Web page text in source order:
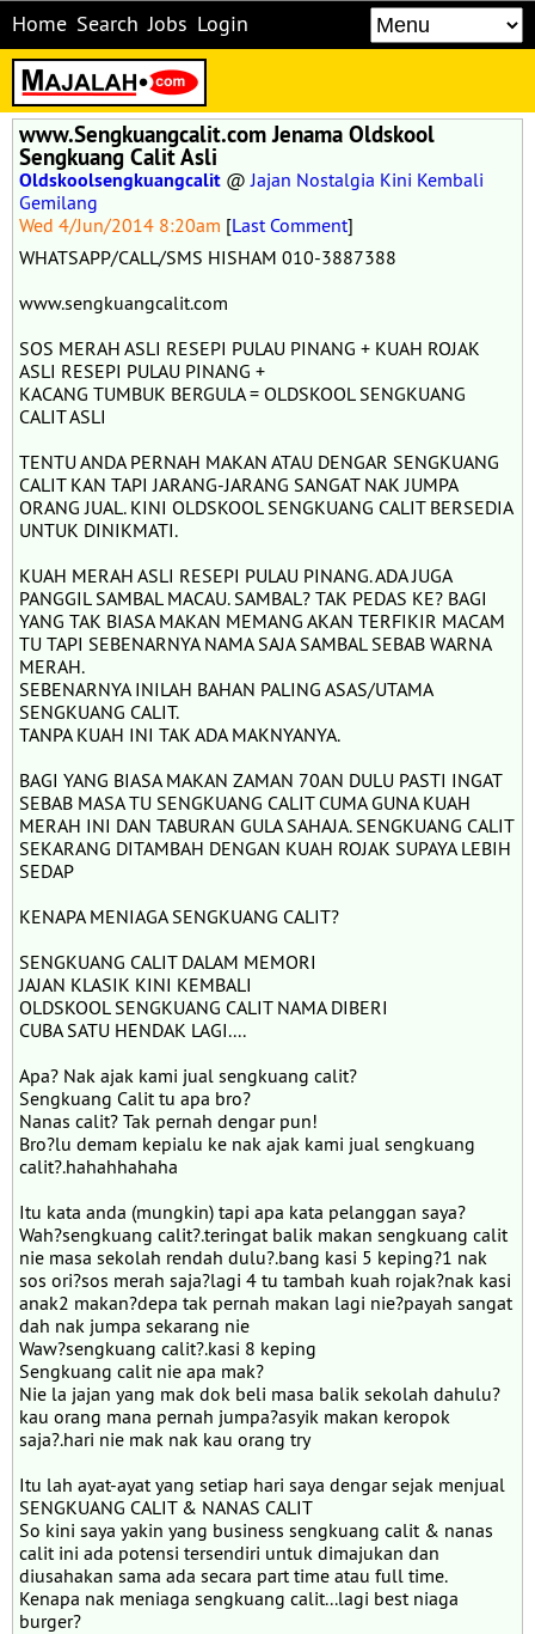
Home Search Jobs Login
www.Sengkuangcalit.com Jenama Oldskool
Sengkuang Calit Asli
Oldskoolsengkuangcalit @Jajan Nostalgia Kini Kembali
Gemilang
Wed 4/Jun/2014 8:20am [Last Comment]
WHATSAPP/CALL/SMS HISHAM 010-3887388
www.sengkuangcalit.com
SOS MERAH ASLI RESEPI PULAU PINANG + KUAH ROJAK
ASLI RESEPI PULAU PINANG +
KACANG TUMBUK BERGULA = OLDSKOOL SENGKUANG
CALIT ASLI
TENTU ANDA PERNAH MAKAN ATAU DENGAR SENGKUANG
CALIT KAN TAPI JARANG-JARANG SANGAT NAK JUMPA
ORANG JUAL. KINI OLDSKOOL SENGKUANG CALIT BERSEDIA
UNTUK DINIKMATI.
KUAH MERAH ASLI RESEPI PULAU PINANG. ADA JUGA
PANGGIL SAMBAL MACAU. SAMBAL? TAK PEDAS KE? BAGI
YANG TAK BIASA MAKAN MEMANG AKAN TERFIKIR MACAM
TU TAPI SEBENARNYA NAMA SAJA SAMBAL SEBAB WARNA
MERAH.
SEBENARNYA INILAH BAHAN PALING ASAS/UTAMA
SENGKUANG CALIT.
TANPA KUAH INI TAK ADA MAKNYANYA.
BAGI YANG BIASA MAKAN ZAMAN 70AN DULU PASTI INGAT
SEBAB MASA TU SENGKUANG CALIT CUMA GUNA KUAH
MERAH INI DAN TABURAN GULA SAHAJA. SENGKUANG CALIT
SEKARANG DITAMBAH DENGAN KUAH ROJAK SUPAYA LEBIH
SEDAP
KENAPA MENIAGA SENGKUANG CALIT?
SENGKUANG CALIT DALAM MEMORI
JAJAN KLASIK KINI KEMBALI
OLDSKOOL SENGKUANG CALIT NAMA DIBERI
CUBA SATU HENDAK LAGI....
Apa? Nak ajak kami jual sengkuang calit?
Sengkuang Calit tu apa bro?
Nanas calit? Tak pernah dengar pun!
Bro?lu demam kepialu ke nak ajak kami jual sengkuang
calit?.hahahhahaha
Itu kata anda (mungkin) tapi apa kata pelanggan saya?
Wah?sengkuang calit?.teringat balik makan sengkuang calit
nie masa sekolah rendah dulu?.bang kasi 5 keping?1 nak
sos ori?sos merah saja?lagi 4 tu tambah kuah rojak?nak kasi
anak2 makan?depa tak pernah makan lagi nie?payah sangat
dah nak jumpa sekarang nie
Waw?sengkuang calit?.kasi 8 keping
Sengkuang calit nie apa mak?
Nie la jajan yang mak dok beli masa balik sekolah dahulu?
kau orang mana pernah jumpa?asyik makan keropok
saja?.hari nie mak nak kau orang try
Itu lah ayat-ayat yang setiap hari saya dengar sejak menjual
SENGKUANG CALIT & NANAS CALIT
So kini saya yakin yang business sengkuang calit & nanas
calit ini ada potensi tersendiri untuk dimajukan dan
diusahakan sama ada secara part time atau full time.
Kenapa nak meniaga sengkuang calit...lagi best niaga
burger?